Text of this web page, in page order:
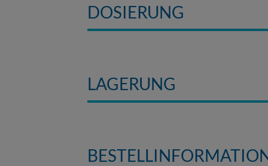
DOSIERUNG
LAGERUNG